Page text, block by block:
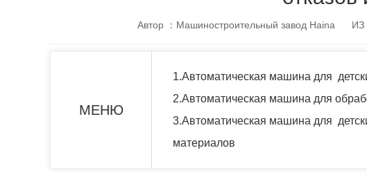
Автор ：Машиностроительный завод Haina ИЗ
МЕНЮ
1.Автоматическая машина для
2.Автоматическая машина для
3.Автоматическая машина для
материалов